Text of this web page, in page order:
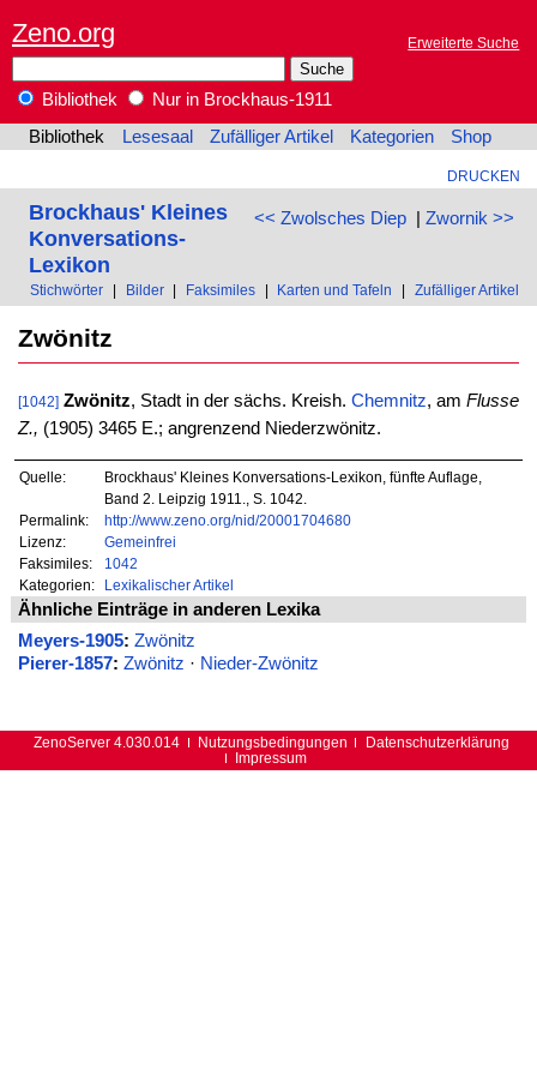
Zeno.org Erweiterte Suche
Bibliothek
Nur in Brockhaus-1911
Bibliothek
Lesesaal Zufälliger Artikel Kategorien Shop
DRUCKEN
<< Zwolsches Diep| Zwornik >>
Brockhaus' Kleines
Konversations-
Lexikon
Stichwörter Bilder Faksimiles Karten und Tafeln Zufälliger Artikel
Zwönitz
[1042] Zwönitz, Stadt in der sächs. Kreish. Chemnitz, am Flusse
Z., (1905) 3465 E.; angrenzend Niederzwönitz.
Quelle:
Brockhaus' Kleines Konversations-Lexikon, fünfte Auflage,
Band 2. Leipzig 1911., S. 1042.
Permalink:
http://www.zeno.org/nid/20001704680
Lizenz:
Gemeinfrei
Faksimiles:
1042
Kategorien:
Lexikalischer Artikel
Ähnliche Einträge in anderen Lexika
Meyers-1905: Zwönitz
Pierer-1857: Zwönitz · Nieder-Zwönitz
ZenoServer 4.030.014 Nutzungsbedingungen
Datenschutzerklärung
Impressum